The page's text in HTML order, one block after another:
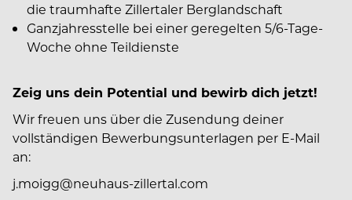
die traumhafte Zillertaler Berglandschaft
Ganzjahresstelle bei einer geregelten 5/6-Tage-
Woche ohne Teildienste
Zeig uns dein Potential und bewirb dich jetzt!
Wir freuen uns über die Zusendung deiner
vollständigen Bewerbungsunterlagen per E-Mail
an:
j.moigg@neuhaus-zillertal.com